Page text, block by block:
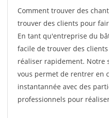
Comment trouver des
trouver des clients pour
En tant qu'entreprise du
facile de trouver des
réaliser rapidement. Notre
vous permet de rentrer en
instantannée avec des
professionnels pour